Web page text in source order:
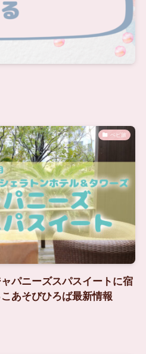
ベビ旅
パニーズスパスイートに宿
あそびひろば最新情報